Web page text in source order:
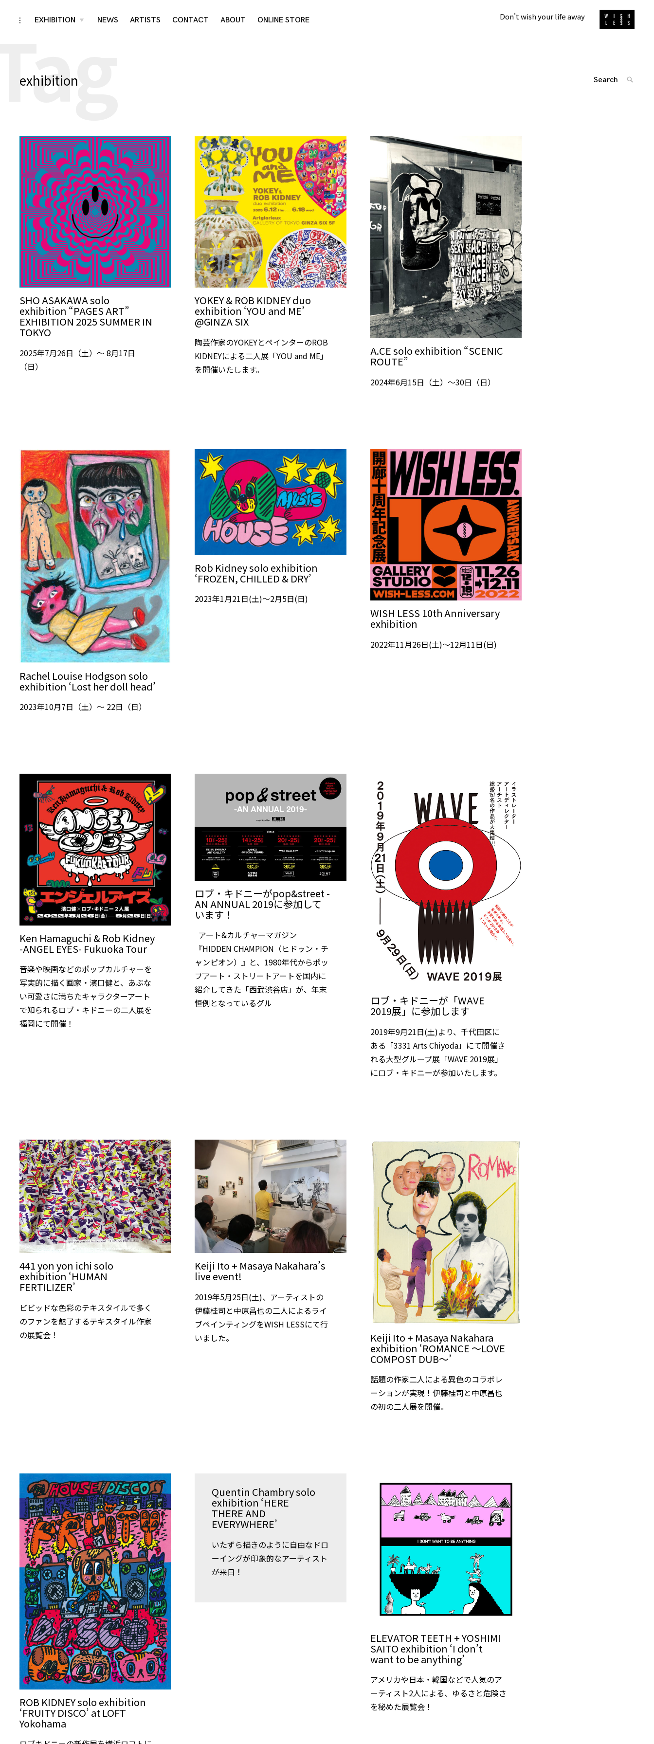
Skip
Don't wish your life away
toggleEXHIBITION
toggle
NEWS ARTISTS CONTACT ABOUT ONLINE STORE
exhibition
SHO ASAKAWA solo
exhibition “PAGES ART”
EXHIBITION 2025 SUMMER IN
TOKYO
2025年7月26日（土）～ 8月17日
（日）
YOKEY & ROB KIDNEY duo
exhibition ‘YOU and ME’
@GINZA SIX
陶芸作家のYOKEYとペインターのROB
KIDNEYによる二人展「YOU and ME」
を開催いたします。
A.CE solo exhibition “SCENIC
ROUTE”
2024年6月15日（土）～30日（日）
Rachel Louise Hodgson solo
exhibition ‘Lost her doll head’
2023年10月7日（土）～ 22日（日）
Rob Kidney solo exhibition
‘FROZEN, CHILLED & DRY’
2023年1月21日(土)～2月5日(日)
WISH LESS 10th Anniversary
exhibition
2022年11月26日(土)〜12月11日(日)
Ken Hamaguchi & Rob Kidney
-ANGEL EYES- Fukuoka Tour
音楽や映画などのポップカルチャーを
写実的に描く画家・濱口健と、あぶな
い可愛さに満ちたキャラクターアート
で知られるロブ・キドニーの二人展を
福岡にて開催！
ロブ・キドニーがpop&street -
AN ANNUAL 2019に参加して
います！
アート&カルチャーマガジン
『HIDDEN CHAMPION（ヒドゥン・チ
ャンピオン）』と、1980年代からポッ
プアート・ストリートアートを国内に
紹介してきた「西武渋谷店」が、年末
恒例となっているグル
ロブ・キドニーが「WAVE
2019展」に参加します
2019年9月21日(土)より、千代田区に
ある「3331 Arts Chiyoda」にて開催さ
れる大型グループ展「WAVE 2019展」
にロブ・キドニーが参加いたします。
441 yon yon ichi solo
exhibition ‘HUMAN
FERTILIZER’
ビビッドな色彩のテキスタイルで多く
のファンを魅了するテキスタイル作家
の展覧会！
Keiji Ito + Masaya Nakahara’s
live event!
2019年5月25日(土)、アーティストの
伊藤桂司と中原昌也の二人によるライ
ブペインティングをWISH LESSにて行
いました。
Keiji Ito + Masaya Nakahara
exhibition ‘ROMANCE ～LOVE
COMPOST DUB～’
話題の作家二人による異色のコラボレ
ーションが実現！伊藤桂司と中原昌也
の初の二人展を開催。
ROB KIDNEY solo exhibition
‘FRUITY DISCO’ at LOFT
Yokohama
Quentin Chambry solo
exhibition ‘HERE
THERE AND
EVERYWHERE’
いたずら描きのように自由なドロ
ーイングが印象的なアーティスト
が来日！
ELEVATOR TEETH + YOSHIMI
SAITO exhibition ‘I don’t
want to be anything’
アメリカや日本・韓国などで人気のア
ーティスト2人による、ゆるさと危険さ
を秘めた展覧会！